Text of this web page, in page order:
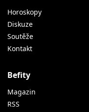
Horoskopy
Diskuze
Soutěže
Kontakt
Befity
Magazin
RSS